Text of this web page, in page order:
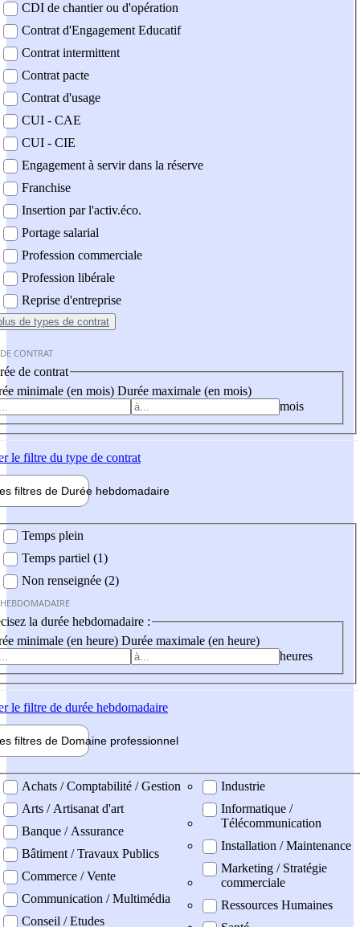
CDI de chantier ou d'opération
Contrat d'Engagement Educatif
Contrat intermittent
Contrat pacte
Contrat d'usage
CUI - CAE
CUI - CIE
Engagement à servir dans la réserve
Franchise
Insertion par l'activ.éco.
Portage salarial
Profession commerciale
Profession libérale
Reprise d'entreprise
de types de contrat
CONTRAT
de contrat
minimale (en mois) Durée maximale (en mois)
mois
le filtre du type de contrat
filtres de Durée hebdomadaire
Temps plein
Temps partiel (1)
Non renseignée (2)
la durée hebdomadaire :
minimale (en heure) Durée maximale (en heure)
heures
le filtre de durée hebdomadaire
filtres de Domaine professionnel
professionel
Achats / Comptabilité / Gestion
Arts / Artisanat d'art
Banque / Assurance
Bâtiment / Travaux Publics
Commerce / Vente
Communication / Multimédia
Conseil / Etudes
Industrie
Informatique /
Télécommunication
Installation / Maintenance
Marketing / Stratégie
commerciale
Ressources Humaines